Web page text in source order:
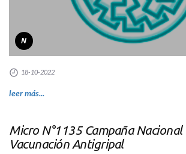
N
18-10-2022
leer más...
Micro N°1135 Campaña Nacional
Vacunación Antigripal